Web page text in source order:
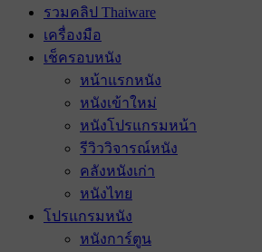
รวมคลิป Thaiware
เครื่องมือ
เช็ครอบหนัง
หน้าแรกหนัง
หนังเข้าใหม่
หนังโปรแกรมหน้า
รีวิววิจารณ์หนัง
คลังหนังเก่า
หนังไทย
โปรแกรมหนัง
หนังการ์ตูน